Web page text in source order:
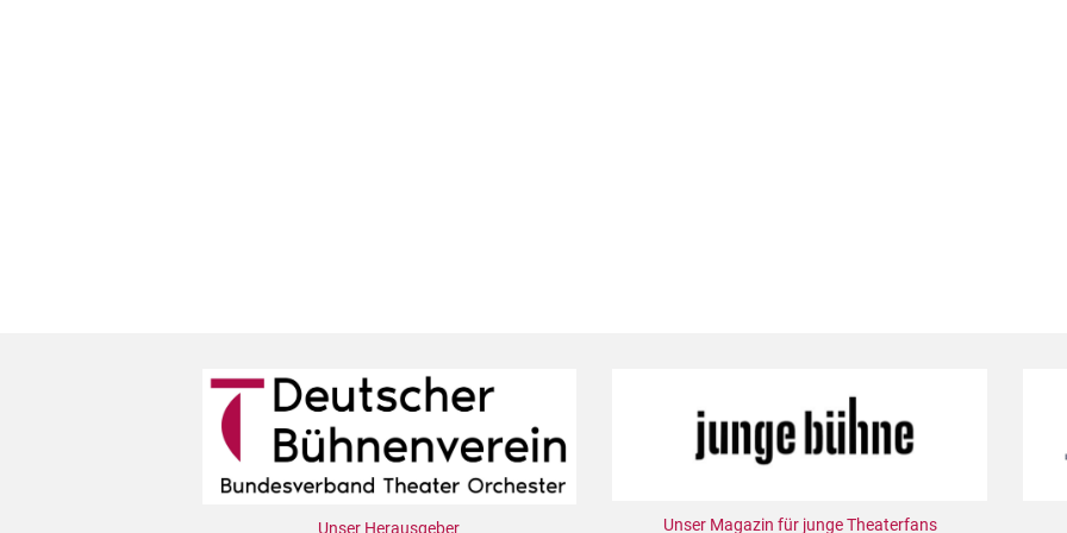
Unser Herausgeber Unser Magazin für junge Theaterfans